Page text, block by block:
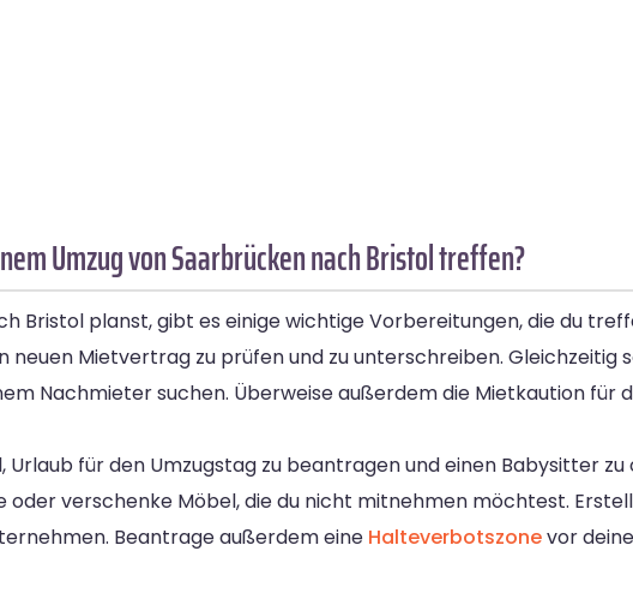
Umzug von Saarbrücken nach Bristol treffen?
Bristol planst, gibt es einige wichtige Vorbereitungen, die du
Mietvertrag zu prüfen und zu unterschreiben. Gleichzeitig
Nachmieter suchen. Überweise außerdem die Mietkaution für
für den Umzugstag zu beantragen und einen Babysitter zu
oder verschenke Möbel, die du nicht mitnehmen möchtest.
Beantrage außerdem eine Halteverbotszonevor